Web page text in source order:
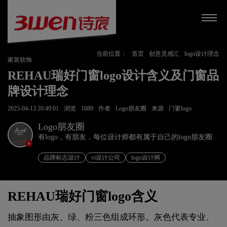
当前位置： 首页 创意灵感汇
logo设计理念
家装软饰
REHAU瑞好门窗logo设计含义及门窗品
牌设计理念
2025-04-13 20:49:01 浏览 1889 作者 Logo朋友圈 来源 门窗logo
v
Logo朋友圈
有logo，有朋友，每位设计师都有属于自己的logo朋友圈
品牌标志设计 vi设计公司 logo设计网
REHAU瑞好门窗logo含义
抽象图形由灰、绿、粉三色组成环形。灰色代表专业、